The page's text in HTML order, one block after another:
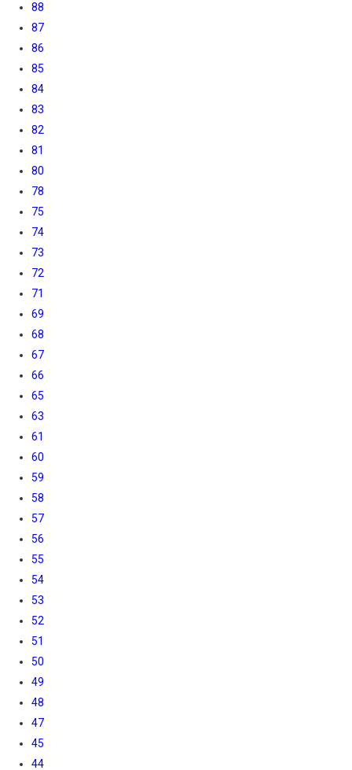
88
87
86
85
84
83
82
81
80
78
75
74
73
72
71
69
68
67
66
65
63
61
60
59
58
57
56
55
54
53
52
51
50
49
48
47
45
44